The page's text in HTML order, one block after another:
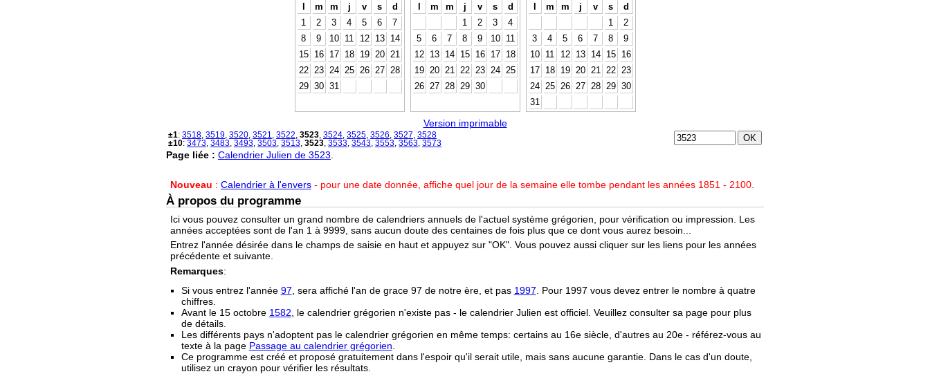
l
m m j v s
d
1
2 3 4 5 6
7
8
9 10 11 12 13
14
15
16 17 18 19 20
21
22
23 24 25 26 27
28
29 30 31
l
m m j v s
d
1
2 3
4
5
6 7 8 9 10
11
12
13 14 15 16 17
18
19
20 21 22 23 24
25
26
27 28 29 30
l
m m j v s
d
1
2
3
4 5 6 7 8
9
10
11 12 13 14 15
16
17
18 19 20 21 22
23
24
25 26 27 28 29 30
31
Version imprimable
±1: 3518 3519 3520 3521 3522 3523 3524 3525 3526 3527 3528
±10: 3473 3483 3493 3503 3513 3523 3533 3543 3553 3563 3573
Page liée : Calendrier Julien de 3523
Nouveau : Calendrier à l'envers- pour une date donnée, affiche quel jour de la semaine elle tombe pendant les années 1851 - 2100.
À propos du programme
Ici vous pouvez consulter un grand nombre de calendriers annuels de l'actuel système grégorien, pour vérification ou impression. Les
années acceptées sont de l'an 1 à 9999, sans aucun doute des centaines de fois plus que ce dont vous aurez besoin...
Entrez l'année désirée dans le champs de saisie en haut et appuyez sur "OK". Vous pouvez aussi cliquer sur les liens pour les années
précédente et suivante.
Remarques:
Si vous entrez l'année 97 , sera affiché l'an de grace 97 de notre ère, et pas 1997 . Pour 1997 vous devez entrer le nombre à quatre
chiffres.
Avant le 15 octobre 1582 , le calendrier grégorien n'existe pas - le calendrier Julien est officiel. Veuillez consulter sa page pour plus
de détails.
Les différents pays n'adoptent pas le calendrier grégorien en même temps: certains au 16e siècle, d'autres au 20e - référez-vous au
texte à la page Passage au calendrier grégorien
Ce programme est créé et proposé gratuitement dans l'espoir qu'il serait utile, mais sans aucune garantie. Dans le cas d'un doute,
utilisez un crayon pour vérifier les résultats.